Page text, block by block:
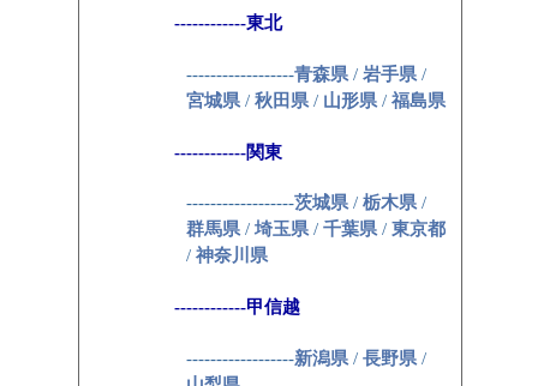
------------東北
------------------青森県 /岩手県 /
宮城県 /秋田県 / 山形県 /福島県
------------関東
------------------茨城県/栃木県/
群馬県/埼玉県/千葉県/東京都
/神奈川県
------------甲信越
------------------新潟県 /長野県 /